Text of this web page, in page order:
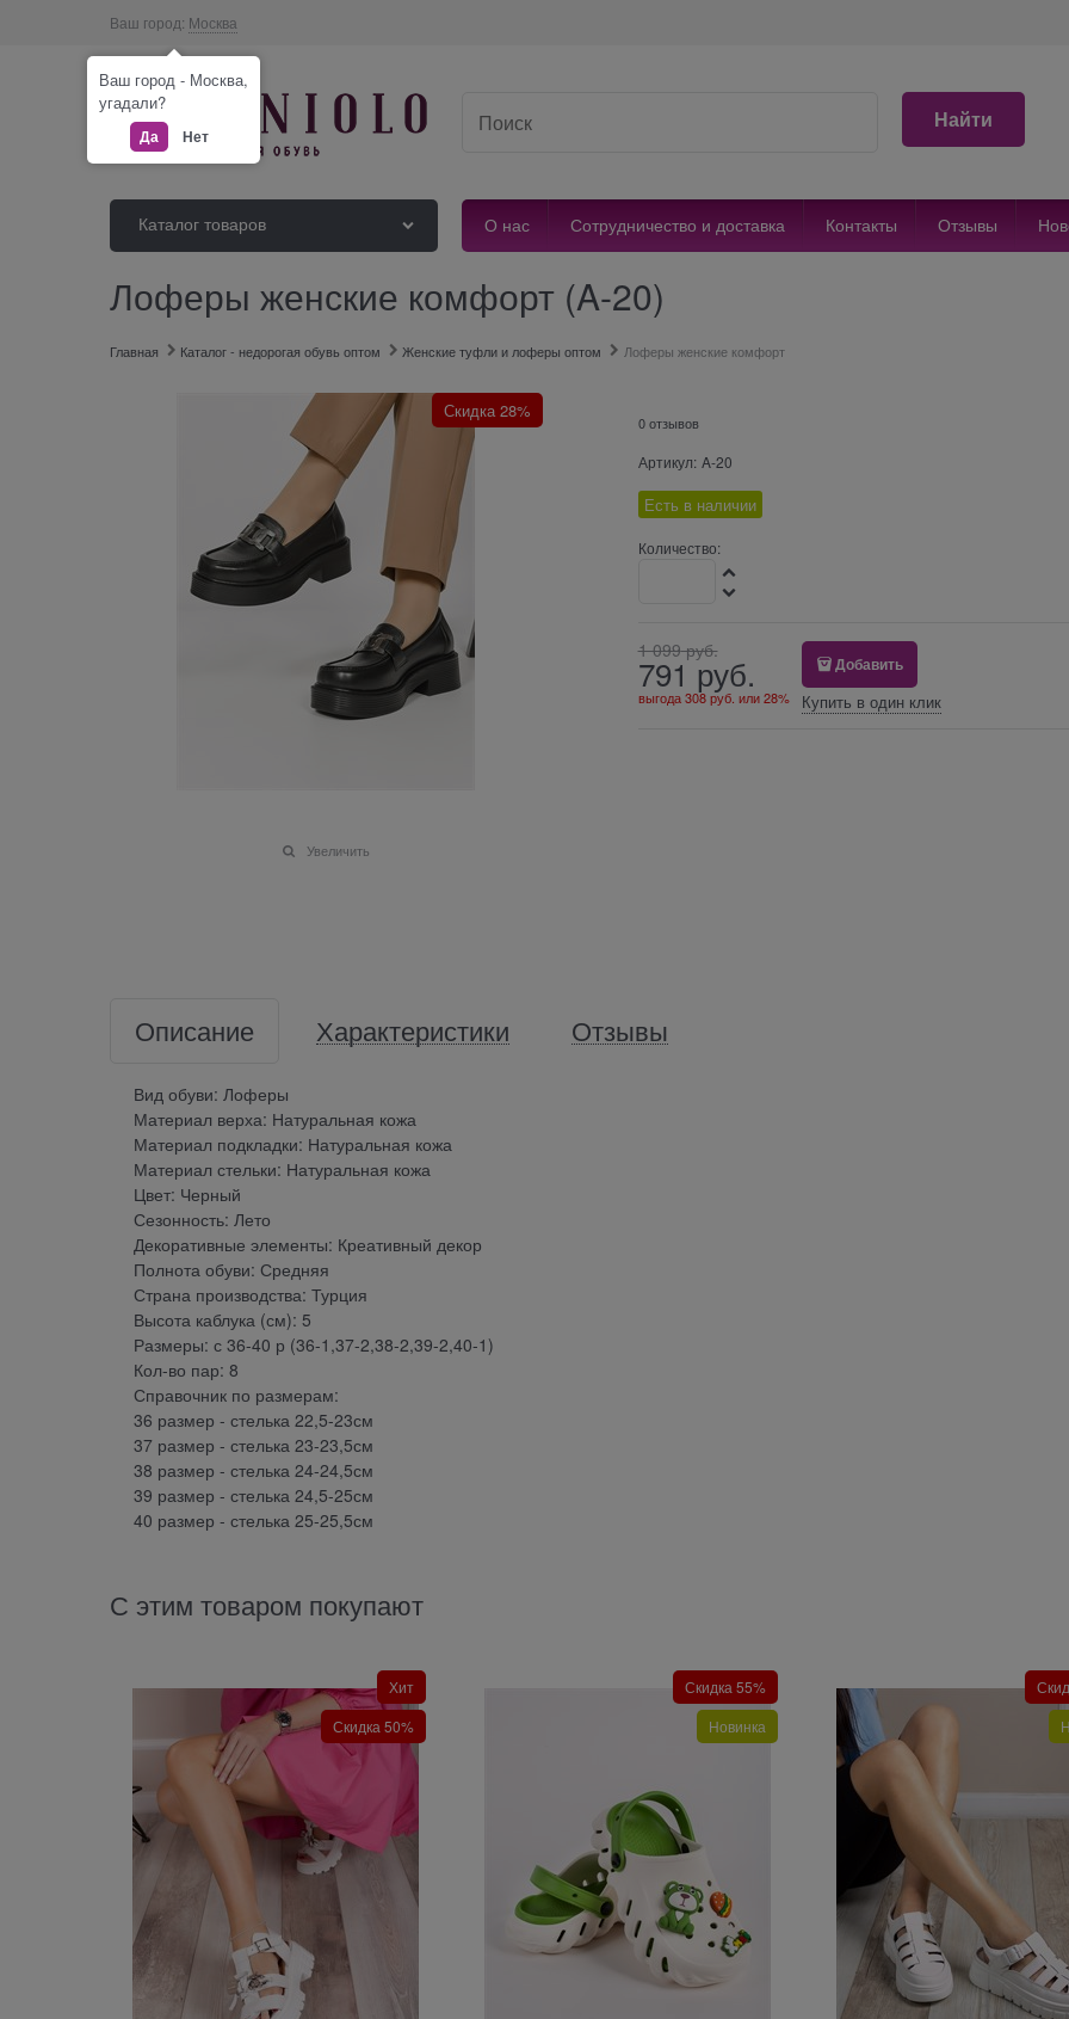
Ваш город: Москва
Найти
Каталог товаров О нас Сотрудничество и доставка Контакты Отзывы
Лоферы женские комфорт (A-20)
Главная Каталог - недорогая обувь оптом Женские туфли и лоферы оптом Лоферы женские комфорт
Скидка 28%
Увеличить
0 отзывов
Артикул: A-20
Есть в наличии
Количество:
1 099 руб.
791 руб.
выгода308 руб. или28%
Добавить
Купить в один клик
Описание Характеристики Отзывы
Вид обуви: Лоферы
Материал верха: Натуральная кожа
Материал подкладки: Натуральная кожа
Материал стельки: Натуральная кожа
Цвет: Черный
Сезонность: Лето
Декоративные элементы: Креативный декор
Полнота обуви: Средняя
Страна производства: Турция
Высота каблука (см): 5
Размеры: с 36-40 р (36-1,37-2,38-2,39-2,40-1)
Кол-во пар: 8
Справочник по размерам:
36 размер - стелька 22,5-23см
37 размер - стелька 23-23,5см
38 размер - стелька 24-24,5см
39 размер - стелька 24,5-25см
40 размер - стелька 25-25,5см
С этим товаром покупают
Хит
Скидка 50%
Скидка 55%
Новинка
Ваш город - Москва,
угадали?
Да Нет